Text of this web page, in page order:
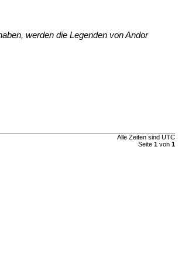
werden die Legenden von Andor
Alle Zeiten sind UTC
Seite 1von 1